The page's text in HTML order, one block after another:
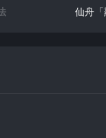
仙舟